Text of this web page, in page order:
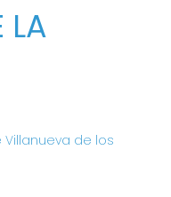
LA
Villanueva de los